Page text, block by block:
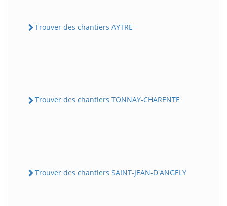
Trouver des chantiers AYTRE
Trouver des chantiers TONNAY-CHARENTE
Trouver des chantiers SAINT-JEAN-D'ANGELY